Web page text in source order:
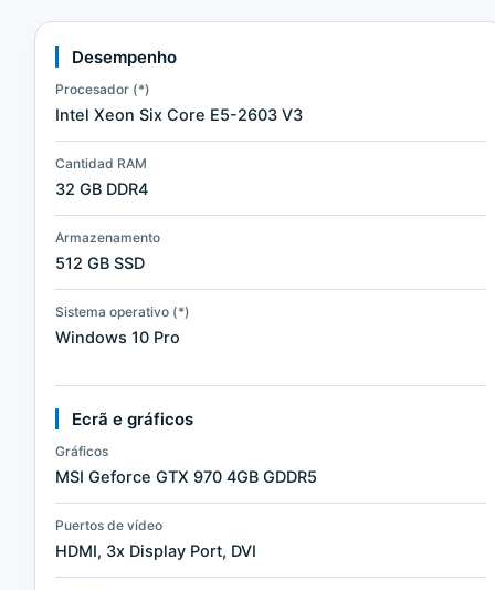
Desempenho
Procesador (*)
Intel Xeon Six Core E5-2603 V3
Cantidad RAM
32 GB DDR4
Armazenamento
512 GB SSD
Sistema operativo (*)
Windows 10 Pro
Ecrã e gráficos
Gráficos
MSI Geforce GTX 970 4GB GDDR5
Puertos de vídeo
HDMI, 3x Display Port, DVI